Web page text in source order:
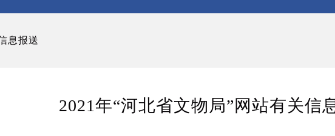
息报送
2021年“河北省文物局”网站有关信